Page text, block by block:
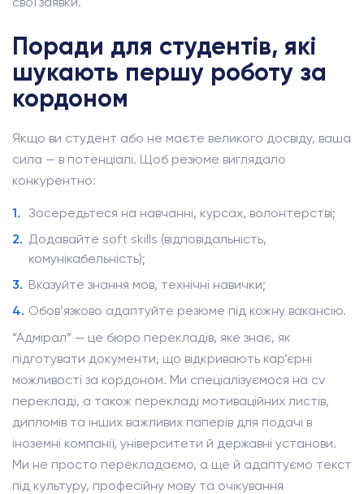
Поради для студентів, які
шукають першу роботу за
кордоном
Якщо ви студент або не маєте великого досвіду, ваша
сила — в потенціалі. Щоб резюме виглядало
конкурентно:
Зосередьтеся на навчанні, курсах, волонтерстві;
Додавайте soft skills (відповідальність,
комунікабельність);
Вказуйте знання мов, технічні навички;
Обов’язково адаптуйте резюме під кожну вакансію.
“Адмірал” — це бюро перекладів, яке знає, як
підготувати документи, що відкривають кар’єрні
можливості за кордоном. Ми спеціалізуємося на cv
перекладі, а також перекладі мотиваційних листів,
дипломів та інших важливих паперів для подачі в
іноземні компанії, університети й державні установи.
Ми не просто перекладаємо, а ще й адаптуємо текст
під культуру, професійну мову та очікування